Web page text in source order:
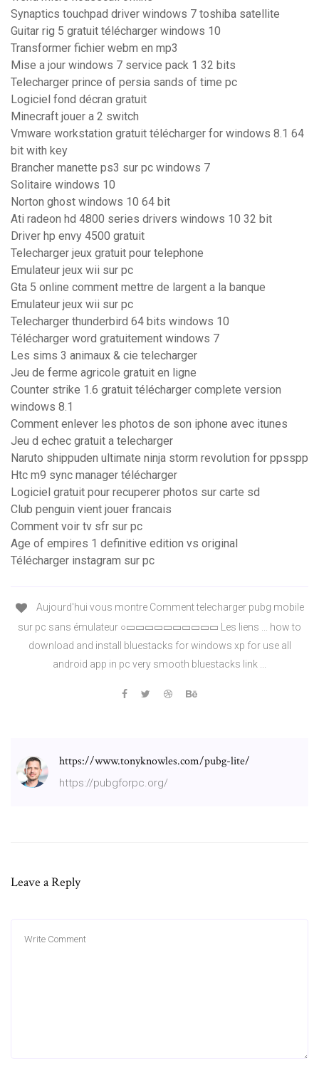
Synaptics touchpad driver windows 7 toshiba satellite
Guitar rig 5 gratuit télécharger windows 10
Transformer fichier webm en mp3
Mise a jour windows 7 service pack 1 32 bits
Telecharger prince of persia sands of time pc
Logiciel fond décran gratuit
Minecraft jouer a 2 switch
Vmware workstation gratuit télécharger for windows 8.1 64
bit with key
Brancher manette ps3 sur pc windows 7
Solitaire windows 10
Norton ghost windows 10 64 bit
Ati radeon hd 4800 series drivers windows 10 32 bit
Driver hp envy 4500 gratuit
Telecharger jeux gratuit pour telephone
Emulateur jeux wii sur pc
Gta 5 online comment mettre de largent a la banque
Emulateur jeux wii sur pc
Telecharger thunderbird 64 bits windows 10
Télécharger word gratuitement windows 7
Les sims 3 animaux & cie telecharger
Jeu de ferme agricole gratuit en ligne
Counter strike 1.6 gratuit télécharger complete version
windows 8.1
Comment enlever les photos de son iphone avec itunes
Jeu d echec gratuit a telecharger
Naruto shippuden ultimate ninja storm revolution for ppsspp
Htc m9 sync manager télécharger
Logiciel gratuit pour recuperer photos sur carte sd
Club penguin vient jouer francais
Comment voir tv sfr sur pc
Age of empires 1 definitive edition vs original
Télécharger instagram sur pc
Aujourd'hui vous montre Comment telecharger pubg mobile
sur pc sans émulateur ○▭▭▭▭▭▭▭▭▭▭ Les liens ... how to
download and install bluestacks for windows xp for use all
android app in pc very smooth bluestacks link ...
https://www.tonyknowles.com/pubg-lite/
https://pubgforpc.org/
Leave a Reply